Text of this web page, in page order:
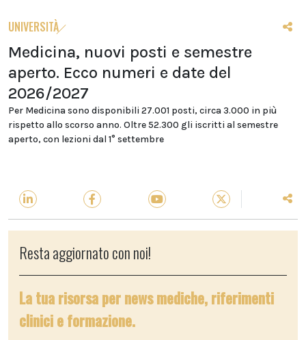
UNIVERSITÀ
Medicina, nuovi posti e semestre
aperto. Ecco numeri e date del
2026/2027
Per Medicina sono disponibili 27.001 posti, circa 3.000 in più
rispetto allo scorso anno. Oltre 52.300 gli iscritti al semestre
aperto, con lezioni dal 1° settembre
Resta aggiornato con noi!
La tua risorsa per news mediche, riferimenti
clinici e formazione.